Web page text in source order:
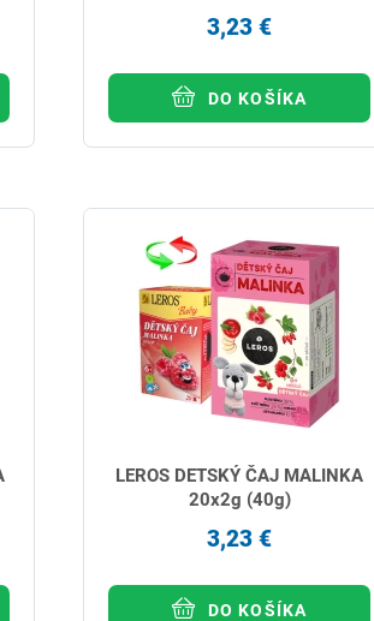
3,23 €
DO KOŠÍKA
LEROS DETSKÝ ČAJ MALINKA
20x2g (40g)
3,23 €
DO KOŠÍKA